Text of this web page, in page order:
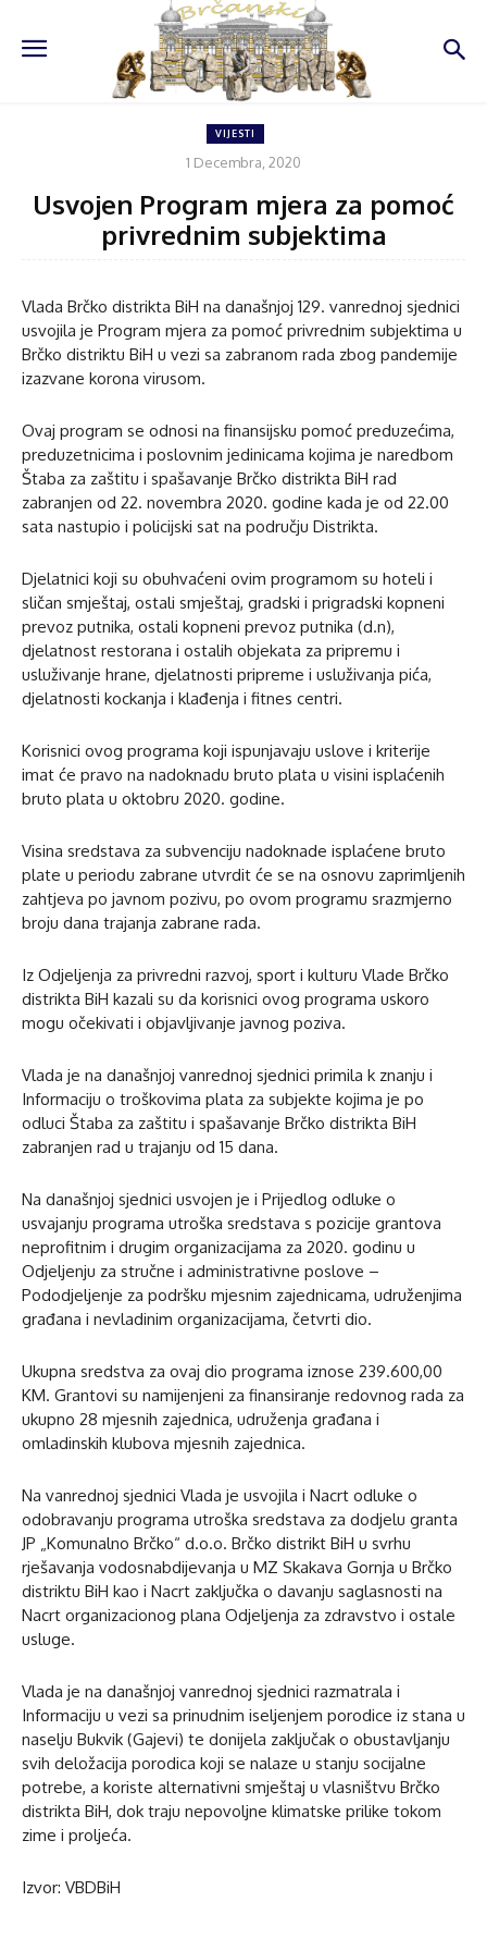
VIJESTI
1 Decembra, 2020
Usvojen Program mjera za pomoć
privrednim subjektima
Vlada Brčko distrikta BiH na današnjoj 129. vanrednoj sjednici
usvojila je Program mjera za pomoć privrednim subjektima u
Brčko distriktu BiH u vezi sa zabranom rada zbog pandemije
izazvane korona virusom.
Ovaj program se odnosi na finansijsku pomoć preduzećima,
preduzetnicima i poslovnim jedinicama kojima je naredbom
Štaba za zaštitu i spašavanje Brčko distrikta BiH rad
zabranjen od 22. novembra 2020. godine kada je od 22.00
sata nastupio i policijski sat na području Distrikta.
Djelatnici koji su obuhvaćeni ovim programom su hoteli i
sličan smještaj, ostali smještaj, gradski i prigradski kopneni
prevoz putnika, ostali kopneni prevoz putnika (d.n),
djelatnost restorana i ostalih objekata za pripremu i
usluživanje hrane, djelatnosti pripreme i usluživanja pića,
djelatnosti kockanja i klađenja i fitnes centri.
Korisnici ovog programa koji ispunjavaju uslove i kriterije
imat će pravo na nadoknadu bruto plata u visini isplaćenih
bruto plata u oktobru 2020. godine.
Visina sredstava za subvenciju nadoknade isplaćene bruto
plate u periodu zabrane utvrdit će se na osnovu zaprimljenih
zahtjeva po javnom pozivu, po ovom programu srazmjerno
broju dana trajanja zabrane rada.
Iz Odjeljenja za privredni razvoj, sport i kulturu Vlade Brčko
distrikta BiH kazali su da korisnici ovog programa uskoro
mogu očekivati i objavljivanje javnog poziva.
Vlada je na današnjoj vanrednoj sjednici primila k znanju i
Informaciju o troškovima plata za subjekte kojima je po
odluci Štaba za zaštitu i spašavanje Brčko distrikta BiH
zabranjen rad u trajanju od 15 dana.
Na današnjoj sjednici usvojen je i Prijedlog odluke o
usvajanju programa utroška sredstava s pozicije grantova
neprofitnim i drugim organizacijama za 2020. godinu u
Odjeljenju za stručne i administrativne poslove –
Pododjeljenje za podršku mjesnim zajednicama, udruženjima
građana i nevladinim organizacijama, četvrti dio.
Ukupna sredstva za ovaj dio programa iznose 239.600,00
KM. Grantovi su namijenjeni za finansiranje redovnog rada za
ukupno 28 mjesnih zajednica, udruženja građana i
omladinskih klubova mjesnih zajednica.
Na vanrednoj sjednici Vlada je usvojila i Nacrt odluke o
odobravanju programa utroška sredstava za dodjelu granta
JP „Komunalno Brčko“ d.o.o. Brčko distrikt BiH u svrhu
rješavanja vodosnabdijevanja u MZ Skakava Gornja u Brčko
distriktu BiH kao i Nacrt zaključka o davanju saglasnosti na
Nacrt organizacionog plana Odjeljenja za zdravstvo i ostale
usluge.
Vlada je na današnjoj vanrednoj sjednici razmatrala i
Informaciju u vezi sa prinudnim iseljenjem porodice iz stana u
naselju Bukvik (Gajevi) te donijela zaključak o obustavljanju
svih deložacija porodica koji se nalaze u stanju socijalne
potrebe, a koriste alternativni smještaj u vlasništvu Brčko
distrikta BiH, dok traju nepovoljne klimatske prilike tokom
zime i proljeća.
Izvor: VBDBiH